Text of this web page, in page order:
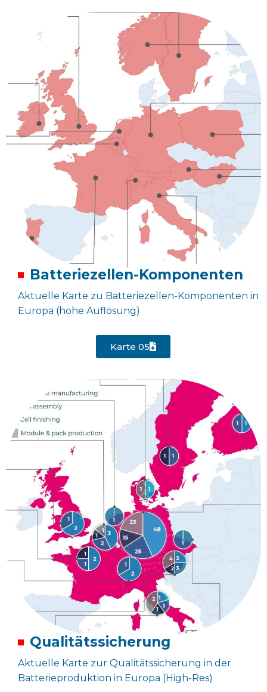
Batteriezellen-Komponenten
Aktuelle Karte zu Batteriezellen-Komponenten in
Europa (hohe Auflösung)
Karte 05
Qualitätssicherung
Aktuelle Karte zur Qualitätssicherung in der
Batterieproduktion in Europa (High-Res)